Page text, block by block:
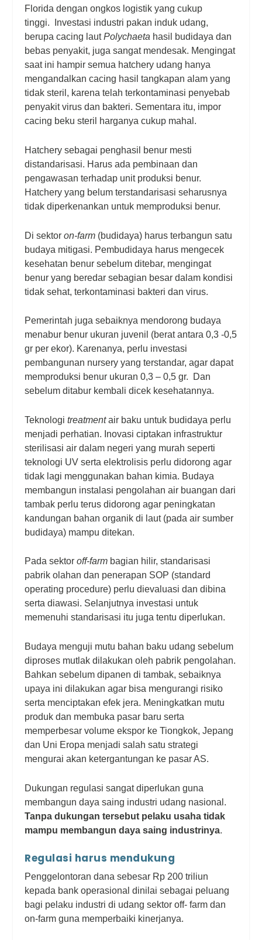
Florida dengan ongkos logistik yang cukup
tinggi.
Investasi industri pakan induk udang,
berupa cacing lautPolychaeta hasil budidaya dan
bebas penyakit, juga sangat mendesak. Mengingat
saat ini hampir semua hatchery udang hanya
mengandalkan cacing hasil tangkapan alam yang
tidak steril, karena telah terkontaminasi penyebab
penyakit virus dan bakteri. Sementara itu, impor
cacing beku steril harganya cukup mahal.
Hatchery sebagai penghasil benur mesti
distandarisasi. Harus ada pembinaan dan
pengawasan terhadap unit produksi benur.
Hatchery yang belum terstandarisasi seharusnya
tidak diperkenankan untuk memproduksi benur.
Di sektoron-farm (budidaya) harus terbangun satu
budaya mitigasi. Pembudidaya harus mengecek
kesehatan benur sebelum ditebar, mengingat
benur yang beredar sebagian besar dalam kondisi
tidak sehat, terkontaminasi bakteri dan virus.
Pemerintah juga sebaiknya mendorong budaya
menabur benur ukuran juvenil (berat antara 0,3 -0,5
gr per ekor). Karenanya, perlu investasi
pembangunan nursery yang terstandar, agar dapat
memproduksi benur ukuran 0,3 – 0,5 gr. Dan
sebelum ditabur kembali dicek kesehatannya.
Teknologi treatmentair baku untuk budidaya perlu
menjadi perhatian. Inovasi ciptakan infrastruktur
sterilisasi air dalam negeri yang murah seperti
teknologi UV serta elektrolisis perlu didorong agar
tidak lagi menggunakan bahan kimia. Budaya
membangun instalasi pengolahan air buangan dari
tambak perlu terus didorong agar peningkatan
kandungan bahan organik di laut (pada air sumber
budidaya) mampu ditekan.
Pada sektoroff-farm bagian hilir, standarisasi
pabrik olahan dan penerapan SOP (standard
operating procedure) perlu dievaluasi dan dibina
serta diawasi. Selanjutnya investasi untuk
memenuhi standarisasi itu juga tentu diperlukan.
Budaya menguji mutu bahan baku udang sebelum
diproses mutlak dilakukan oleh pabrik pengolahan.
Bahkan sebelum dipanen di tambak, sebaiknya
upaya ini dilakukan agar bisa mengurangi risiko
serta menciptakan efek jera. Meningkatkan mutu
produk dan membuka pasar baru serta
memperbesar volume ekspor ke Tiongkok, Jepang
dan Uni Eropa menjadi salah satu strategi
mengurai akan ketergantungan ke pasar AS.
Dukungan regulasi sangat diperlukan guna
membangun daya saing industri udang nasional.
Tanpa dukungan tersebut pelaku usaha tidak
mampu membangun daya saing industrinya.
Regulasi harus mendukung
Penggelontoran dana sebesar Rp 200 triliun
kepada bank operasional dinilai sebagai peluang
bagi pelaku industri di udang sektoroff- farm dan
on-farm guna memperbaiki kinerjanya.